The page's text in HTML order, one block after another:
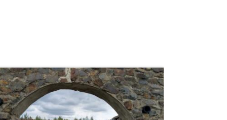
weiterlesen